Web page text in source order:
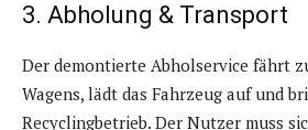
3. Abholung & Transport
Der demontierte Abholservice fährt
Wagens, lädt das Fahrzeug auf und
Recyclingbetrieb. Der Nutzer muss